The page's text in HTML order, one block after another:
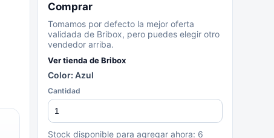
Comprar
Tomamos por defecto la mejor oferta
validada de Bribox, pero puedes elegir otro
vendedor arriba.
Ver tienda deBribox
Color: Azul
Cantidad
Stock disponible para agregar ahora: 6